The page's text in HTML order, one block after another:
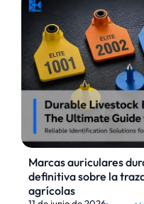
El mecanizado
tradicional de
herramienta de
tres ejes: X, Y y Z.
sencillos de
requieren
Este método es
que requieren
Marcas auriculares
definitiva sobre la
agrícolas